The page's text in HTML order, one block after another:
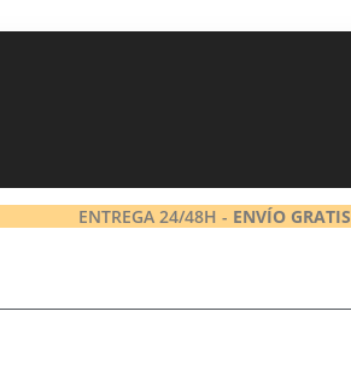
ENTREGA 24/48H - ENVÍO GRATIS